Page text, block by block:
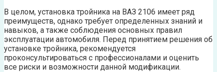
В целом, установка тройника на ВАЗ 2106 имеет ряд
преимуществ, однако требует определенных знаний и
навыков, а также соблюдения основных правил
эксплуатации автомобиля. Перед принятием решения об
установке тройника, рекомендуется
проконсультироваться с профессионалами и оценить
все риски и возможности данной модификации.